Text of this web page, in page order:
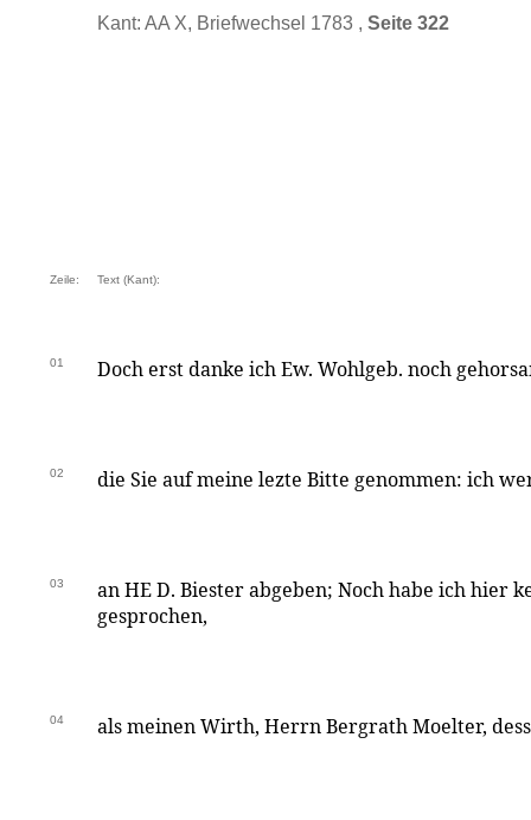
Kant: AA X, Briefwechsel 1783 , Seite 322
Zeile: Text (Kant):
01 Doch erst danke ich Ew. Wohlgeb. noch
02 die Sie auf meine lezte Bitte genommen: ich
03
an HE D. Biester abgeben; Noch habe ich hier
gesprochen,
04 als meinen Wirth, Herrn Bergrath Moelter,